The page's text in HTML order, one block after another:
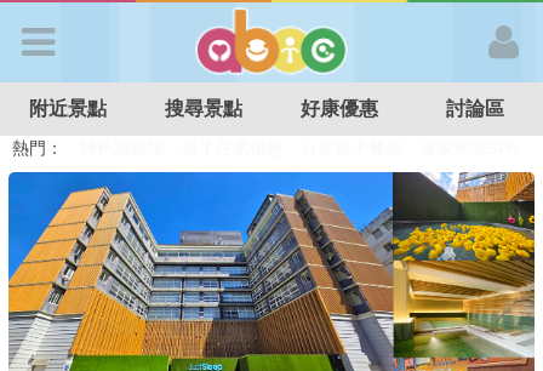
APP登入
首 頁
搜尋景點
好康優惠
附近景點 搜尋景點 好康優惠 討論區
熱門：
特色遊戲場
親子住房優惠 台北親子餐廳 溫泉泡湯SPA